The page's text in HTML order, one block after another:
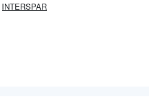
INTERSPAR